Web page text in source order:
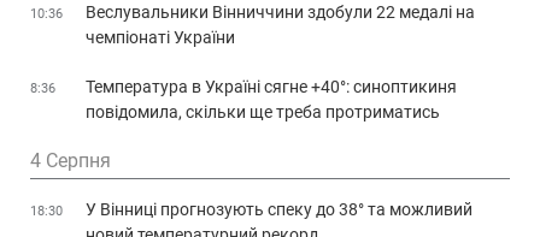
10:36
Веслувальники Вінниччини здобули 22 медалі на
чемпіонаті України
8:36
Температура в Україні сягне +40°: синоптикиня
повідомила, скільки ще треба протриматись
4 Серпня
18:30
У Вінниці прогнозують спеку до 38° та можливий